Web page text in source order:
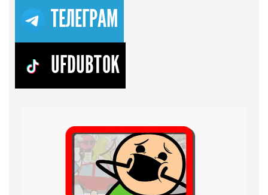
ТЕЛЕГРАМ
UFDUBTOK